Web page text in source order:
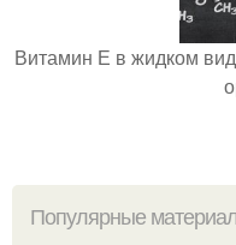
Витамин Е в жидком
Популярные